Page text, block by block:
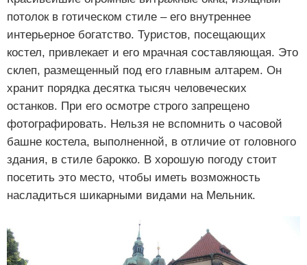
потолок в готическом стиле – его внутреннее
интерьерное богатство. Туристов, посещающих
костел, привлекает и его мрачная составляющая. Это
склеп, размещенный под его главным алтарем. Он
хранит порядка десятка тысяч человеческих
останков. При его осмотре строго запрещено
фотографировать. Нельзя не вспомнить о часовой
башне костела, выполненной, в отличие от головного
здания, в стиле барокко. В хорошую погоду стоит
посетить это место, чтобы иметь возможность
насладиться шикарными видами на Мельник.